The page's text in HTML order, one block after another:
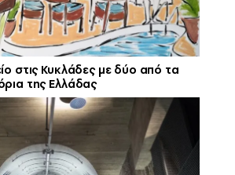
στις Κυκλάδες με δύο από τα
της Ελλάδας